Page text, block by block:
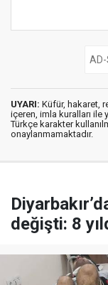
UYARI: Küfür, hakaret,
içeren, imla kuralları ile
Türkçe karakter
onaylanmamaktadır.
değişti: 8